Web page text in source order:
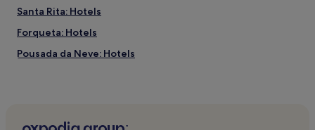
Santa Rita: Hotels
Forqueta: Hotels
Pousada da Neve: Hotels